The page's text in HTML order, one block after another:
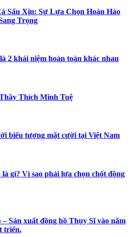
Sấu Xịn: Sự Lựa Chọn Hoàn Hảo
Trọng
2 khái niệm hoàn toàn khác nhau
Thích Minh Tuệ
biểu tượng mặt cười tại Việt Nam
gì? Vì sao phải lựa chọn chốt đồng
– Sản xuất đồng hồ Thụy Sĩ vào năm
triển.